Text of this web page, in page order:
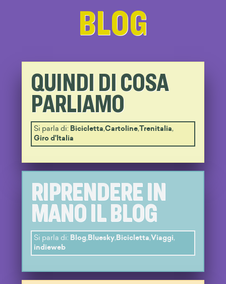
BLOG
QUINDI DI COSA
PARLIAMO
Si parla di: Bicicletta,Cartoline,Trenitalia,
Giro d'Italia
RIPRENDERE IN
MANO IL BLOG
Si parla di: Blog, Bluesky, Bicicletta,Viaggi,
indieweb